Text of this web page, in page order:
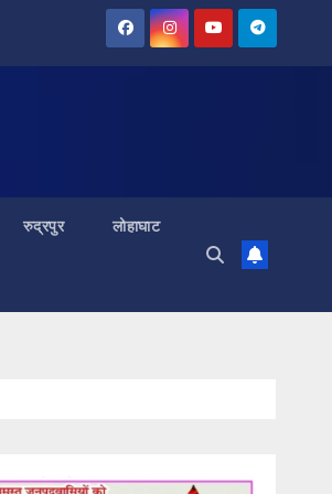
रुद्रपुर लोहाघाट